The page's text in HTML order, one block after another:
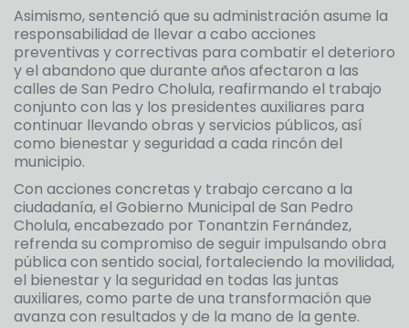
Asimismo, sentenció que su administración asume la
responsabilidad de llevar a cabo acciones
preventivas y correctivas para combatir el deterioro
y el abandono que durante años afectaron a las
calles de San Pedro Cholula, reafirmando el trabajo
conjunto con las y los presidentes auxiliares para
continuar llevando obras y servicios públicos, así
como bienestar y seguridad a cada rincón del
municipio.
Con acciones concretas y trabajo cercano a la
ciudadanía, el Gobierno Municipal de San Pedro
Cholula, encabezado por Tonantzin Fernández,
refrenda su compromiso de seguir impulsando obra
pública con sentido social, fortaleciendo la movilidad,
el bienestar y la seguridad en todas las juntas
auxiliares, como parte de una transformación que
avanza con resultados y de la mano de la gente.